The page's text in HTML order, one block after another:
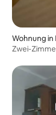
Wohnung in
Zwei-